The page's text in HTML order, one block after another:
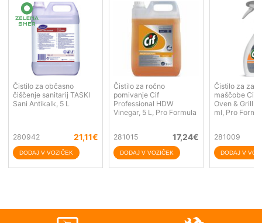
Čistilo za občasno
čiščenje sanitarij TASKI
Sani Antikalk, 5 L
280942 21,11€
Čistilo za ročno
pomivanje Cif
Professional HDW
Vinegar, 5 L, Pro Formula
281015 17,24€
Čistilo za
maščobe Cif
Oven & Grill
ml, Pro
281009